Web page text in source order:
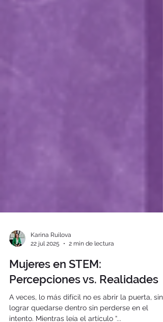
22 jul 2025
2 min de lectura
Mujeres en STEM:
Percepciones vs. Realidades
A veces, lo más difícil no es abrir la puerta, sino